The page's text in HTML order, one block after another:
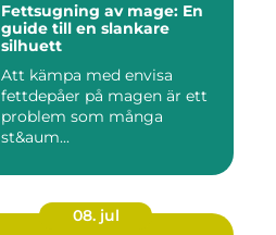
Fettsugning av mage: En
guide till en slankare
silhuett
Att kämpa med envisa
fettdepåer på magen är ett
problem som många
st&aum...
08. jul